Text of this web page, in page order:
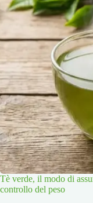
Tè verde, il modo di
controllo del peso